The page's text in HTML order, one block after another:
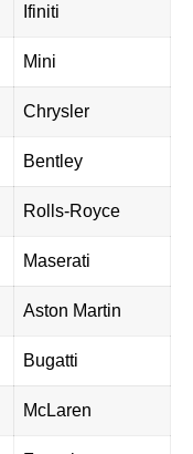
Ifiniti
Mini
Chrysler
Bentley
Rolls-Royce
Maserati
Aston Martin
Bugatti
McLaren